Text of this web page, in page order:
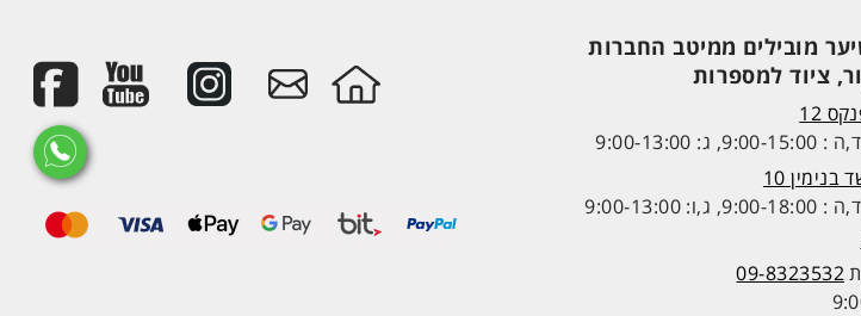
מובילים ממיטב החברות
ציוד למספרות
12
13:00
10
13:00
09-8323532